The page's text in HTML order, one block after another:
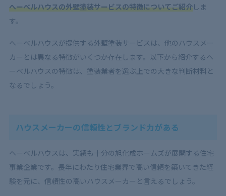
へーベルハウスの外壁塗装サービスの特徴についてご紹介しま
す。
へーベルハウスが提供する外壁塗装サービスは、他のハウスメー
カーとは異なる特徴がいくつか存在します。以下から紹介するヘ
ーベルハウスの特徴は、塗装業者を選ぶ上での大きな判断材料と
なるでしょう。
ハウスメーカーの信頼性とブランド力がある
ヘーベルハウスは、実績も十分の旭化成ホームズが展開する住宅
事業企業です。長年にわたり住宅業界で高い信頼を築いてきた経
験を元に、信頼性の高いハウスメーカーと言えるでしょう。